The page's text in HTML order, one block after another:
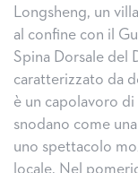
Longsheng, un
al confine con il
Spina Dorsale del
caratterizzato da
è un capolavoro
snodano come
uno spettacolo
locale. Nel